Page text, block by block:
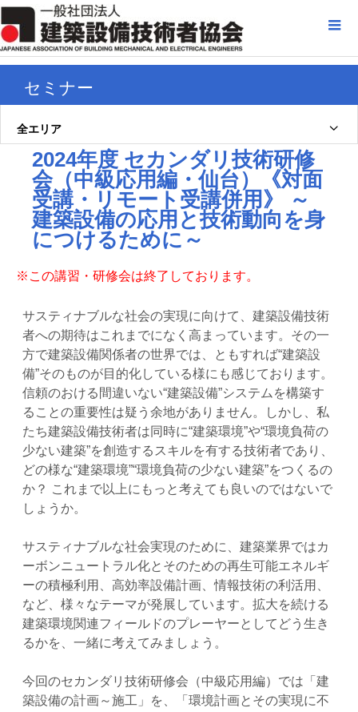
セミナー
全エリア
2024年度 セカンダリ技術研修
会（中級応用編・仙台）《対面
受講・リモート受講併用》 ～
建築設備の応用と技術動向を身
につけるために～
※この講習・研修会は終了しております。
サスティナブルな社会の実現に向けて、建築設備技術
者への期待はこれまでになく高まっています。その一
方で建築設備関係者の世界では、ともすれば“建築設
備”そのものが目的化している様にも感じております。
信頼のおける間違いない“建築設備”システムを構築す
ることの重要性は疑う余地がありません。しかし、私
たち建築設備技術者は同時に“建築環境”や“環境負荷の
少ない建築”を創造するスキルを有する技術者であり、
どの様な“建築環境”“環境負荷の少ない建築”をつくるの
か？ これまで以上にもっと考えても良いのではないで
しょうか。
サスティナブルな社会実現のために、建築業界ではカ
ーボンニュートラル化とそのための再生可能エネルギ
ーの積極利用、高効率設備計画、情報技術の利活用、
など、様々なテーマが発展しています。拡大を続ける
建築環境関連フィールドのプレーヤーとしてどう生き
るかを、一緒に考えてみましょう。
今回のセカンダリ技術研修会（中級応用編）では「建
築設備の計画～施工」を、「環境計画とその実現に不